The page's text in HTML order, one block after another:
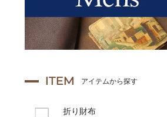
ITEM アイテムから探す
折り財布